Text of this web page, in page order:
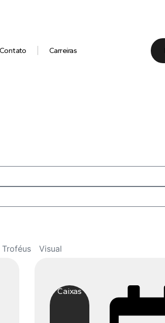
Contato Carreiras
Troféus Visual
Caixas